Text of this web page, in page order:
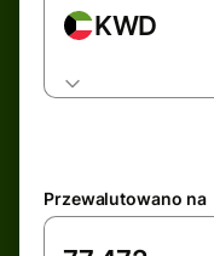
KWD
Przewalutowano na